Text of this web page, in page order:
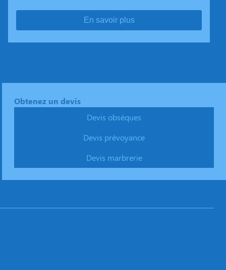
En savoir plus
Obtenez un devis
Devis obsèques
Devis prévoyance
Devis marbrerie